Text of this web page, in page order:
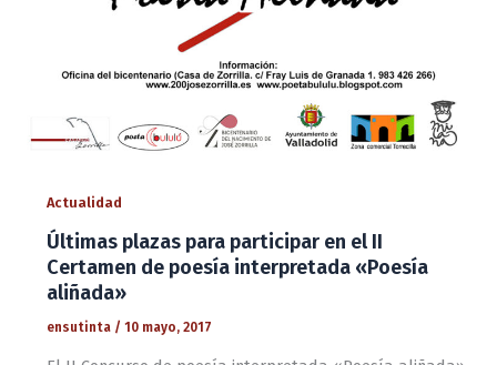
Actualidad
Últimas plazas para participar en el II
Certamen de poesía interpretada «Poesía
aliñada»
ensutinta / 10 mayo, 2017